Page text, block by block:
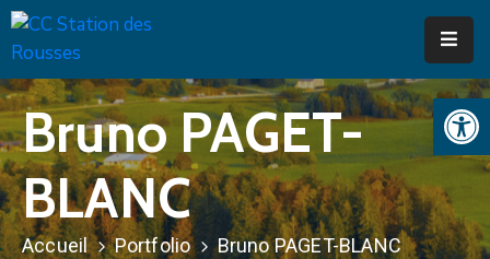
Accueil
Communauté
de
Communes
Les
Bruno PAGET-
BLANC
Accueil Portfolio Bruno PAGET-BLANC